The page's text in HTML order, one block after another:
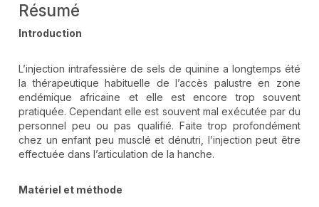
Résumé
Introduction
L’injection intrafessière de sels de quinine a longtemps été
la thérapeutique habituelle de l’accès palustre en zone
endémique africaine et elle est encore trop souvent
pratiquée. Cependant elle est souvent mal exécutée par du
personnel peu ou pas qualifié. Faite trop profondément
chez un enfant peu musclé et dénutri, l’injection peut être
effectuée dans l’articulation de la hanche.
Matériel et méthode